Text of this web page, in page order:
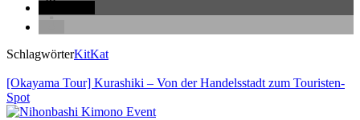
SchlagwörterKitKat
[Okayama Tour] Kurashiki – Von der Handelsstadt zum Touristen-
Spot